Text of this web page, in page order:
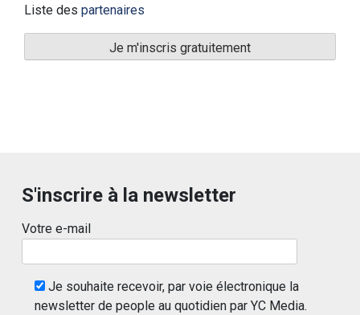
Liste des partenaires
S'inscrire à la newsletter
Votre e-mail
Je souhaite recevoir, par voie électronique la
newsletter de people au quotidien par YC Media.